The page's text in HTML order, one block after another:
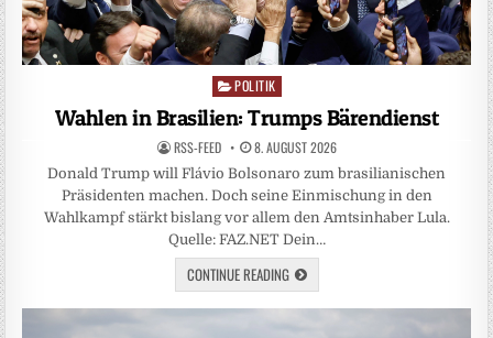
Posted
in
POLITIK
Wahlen in Brasilien: Trumps Bärendienst
RSS-FEED 8. AUGUST 2026
Donald Trump will Flávio Bolsonaro zum brasilianischen
Präsidenten machen. Doch seine Einmischung in den
Wahlkampf stärkt bislang vor allem den Amtsinhaber Lula.
Quelle: FAZ.NET Dein…
CONTINUE READING